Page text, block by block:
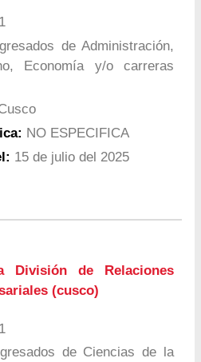
1
de Administración,
Economía y/o carreras
NO ESPECIFICA
15 de julio del 2025
División de Relaciones
(cusco)
1
de Ciencias de la